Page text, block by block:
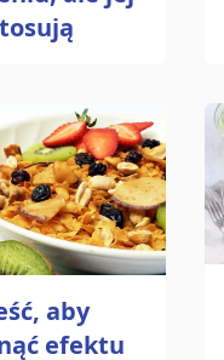
aby
efektu